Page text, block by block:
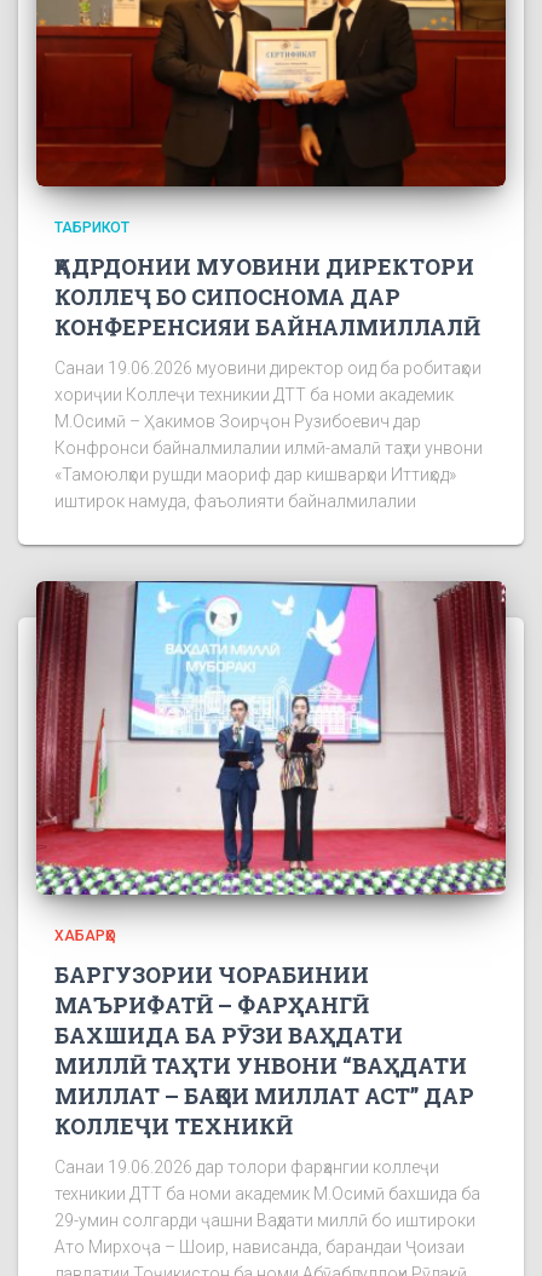
ТАБРИКОТ
ҚАДРДОНИИ МУОВИНИ ДИРЕКТОРИ
КОЛЛЕҶ БО СИПОСНОМА ДАР
КОНФЕРЕНСИЯИ БАЙНАЛМИЛЛАЛӢ
Санаи 19.06.2026 муовини директор оид ба робитаҳои
хориҷии Коллеҷи техникии ДТТ ба номи академик
М.Осимӣ – Ҳакимов Зоирҷон Рузибоевич дар
Конфронси байналмилалии илмӣ-амалӣ таҳти унвони
«Тамоюлҳои рушди маориф дар кишварҳои Иттиҳод»
иштирок намуда, фаъолияти байналмилалии
ХАБАРҲО
БАРГУЗОРИИ ЧОРАБИНИИ
МАЪРИФАТӢ – ФАРҲАНГӢ
БАХШИДА БА РӮЗИ ВАҲДАТИ
МИЛЛӢ ТАҲТИ УНВОНИ “ВАҲДАТИ
МИЛЛАТ – БАҚОИ МИЛЛАТ АСТ” ДАР
КОЛЛЕҶИ ТЕХНИКӢ
Санаи 19.06.2026 дар толори фарҳангии коллеҷи
техникии ДТТ ба номи академик М.Осимӣ бахшида ба
29-умин солгарди ҷашни Ваҳдати миллӣ бо иштироки
Ато Мирхоҷа – Шоир, нависанда, барандаи Ҷоизаи